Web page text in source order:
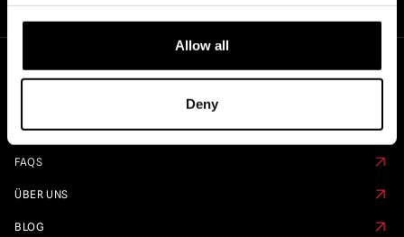
Allow all
Deny
KALENDER VORBESTELLEN
FAQS
ÜBER UNS
BLOG